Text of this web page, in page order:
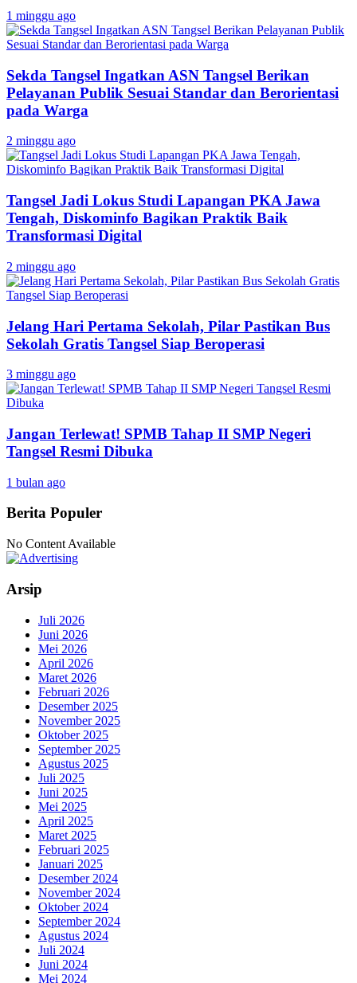
1 minggu ago
Sekda Tangsel Ingatkan ASN Tangsel Berikan
Pelayanan Publik Sesuai Standar dan Berorientasi
pada Warga
2 minggu ago
Tangsel Jadi Lokus Studi Lapangan PKA Jawa
Tengah, Diskominfo Bagikan Praktik Baik
Transformasi Digital
2 minggu ago
Jelang Hari Pertama Sekolah, Pilar Pastikan Bus
Sekolah Gratis Tangsel Siap Beroperasi
3 minggu ago
Jangan Terlewat! SPMB Tahap II SMP Negeri
Tangsel Resmi Dibuka
1 bulan ago
Berita Populer
No Content Available
Arsip
Juli 2026
Juni 2026
Mei 2026
April 2026
Maret 2026
Februari 2026
Desember 2025
November 2025
Oktober 2025
September 2025
Agustus 2025
Juli 2025
Juni 2025
Mei 2025
April 2025
Maret 2025
Februari 2025
Januari 2025
Desember 2024
November 2024
Oktober 2024
September 2024
Agustus 2024
Juli 2024
Juni 2024
Mei 2024